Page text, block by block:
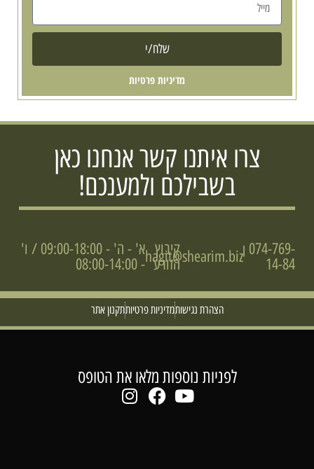
שלח/י
מדיניות פרטיות
צרו איתנו קשר אנחנו כאן
בשבילכם ולמענכם!
074-769-
14-84
|
hagit@shearim.biz
קיבוץ
הזורע
א' - ה' - 09:00-18:00 / ו'
- 08:00-14:00
הצהרת נגישותמדיניות פרטיותתקנון אתר
לפניות נוספות מלאו את הטופס